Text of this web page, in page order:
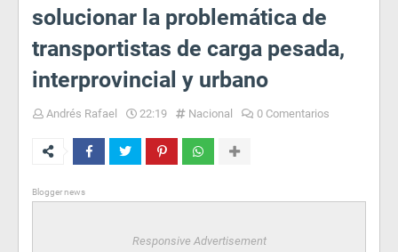
solucionar la problemática de
transportistas de carga pesada,
interprovincial y urbano
Andrés Rafael 22:19 Nacional 0 Comentarios
Blogger news
Responsive Advertisement